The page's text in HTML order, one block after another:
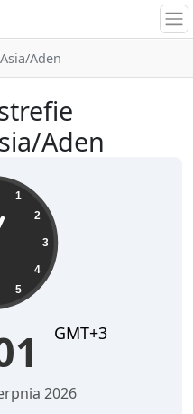
Asia/Aden
Aden
1
2
3
4
5
GMT+3
2026